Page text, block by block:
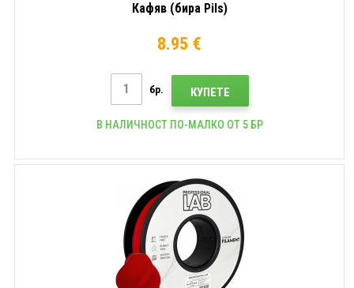
Кафяв (бира Pils)
8.95 €
бр. КУПЕТЕ
В НАЛИЧНОСТ ПО-МАЛКО ОТ 5 БР